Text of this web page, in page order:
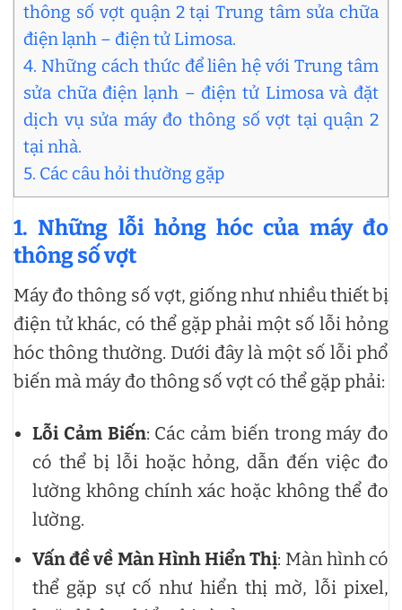
thông số vợt quận 2 tại Trung tâm sửa chữa
điện lạnh – điện tử Limosa.
4. Những cách thức để liên hệ với Trung tâm
sửa chữa điện lạnh – điện tử Limosa và đặt
dịch vụ sửa máy đo thông số vợt tại quận 2
tại nhà.
5. Các câu hỏi thường gặp
1.Những lỗi hỏng hóc của máy đo
thông số vợt
Máy đo thông số vợt, giống như nhiều thiết bị
điện tử khác, có thể gặp phải một số lỗi hỏng
hóc thông thường. Dưới đây là một số lỗi phổ
biến mà máy đo thông số vợt có thể gặp phải:
Lỗi Cảm Biến: Các cảm biến trong máy đo
có thể bị lỗi hoặc hỏng, dẫn đến việc đo
lường không chính xác hoặc không thể đo
lường.
Vấn đề về Màn Hình Hiển Thị: Màn hình có
thể gặp sự cố như hiển thị mờ, lỗi pixel,